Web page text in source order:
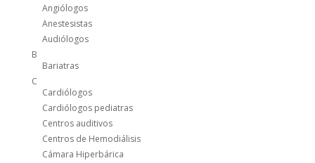
Angiólogos
Anestesistas
Audiólogos
B
Bariatras
C
Cardiólogos
Cardiólogos pediatras
Centros auditivos
Centros de Hemodiálisis
Cámara Hiperbárica